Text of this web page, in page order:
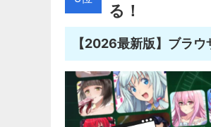
る！
【2026最新版】ブラ